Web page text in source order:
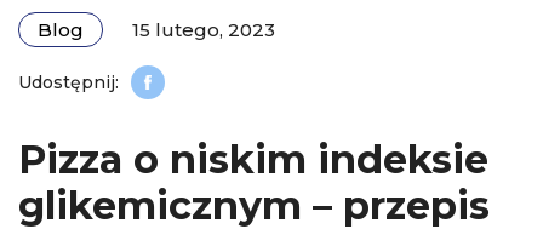
Blog 15 lutego, 2023
Pizza o niskim indeksie
glikemicznym – przepis